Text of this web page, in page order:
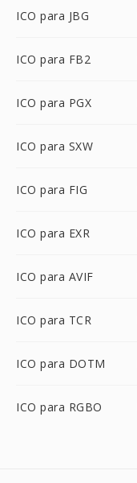
ICO para JBG
ICO para FB2
ICO para PGX
ICO para SXW
ICO para FIG
ICO para EXR
ICO para AVIF
ICO para TCR
ICO para DOTM
ICO para RGBO